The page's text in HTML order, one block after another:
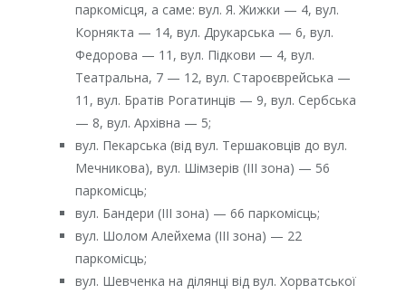
паркомісця, а саме: вул. Я. Жижки — 4, вул.
Корнякта — 14, вул. Друкарська — 6, вул.
Федорова — 11, вул. Підкови — 4, вул.
Театральна, 7 — 12, вул. Староєврейська —
11, вул. Братів Рогатинців — 9, вул. Сербська
— 8, вул. Архівна — 5;
вул. Пекарська (від вул. Тершаковців до вул.
Мечникова), вул. Шімзерів (ІІІ зона) — 56
паркомісць;
вул. Бандери (ІІІ зона) — 66 паркомісць;
вул. Шолом Алейхема (ІІІ зона) — 22
паркомісць;
вул. Шевченка на ділянці від вул. Хорватської